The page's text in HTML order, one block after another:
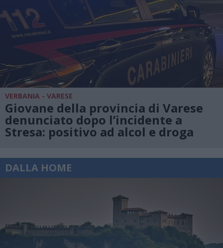
VERBANIA - VARESE
Giovane della provincia di Varese
denunciato dopo l’incidente a
Stresa: positivo ad alcol e droga
DALLA HOME